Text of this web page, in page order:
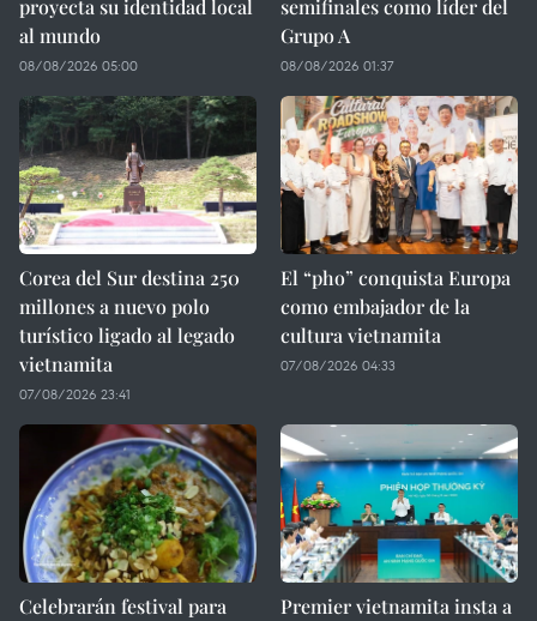
proyecta su identidad local
al mundo
08/08/2026 05:00
semifinales como líder del
Grupo A
08/08/2026 01:37
Corea del Sur destina 250
millones a nuevo polo
turístico ligado al legado
vietnamita
07/08/2026 23:41
El “pho” conquista Europa
como embajador de la
cultura vietnamita
07/08/2026 04:33
Celebrarán festival para
Premier vietnamita insta a